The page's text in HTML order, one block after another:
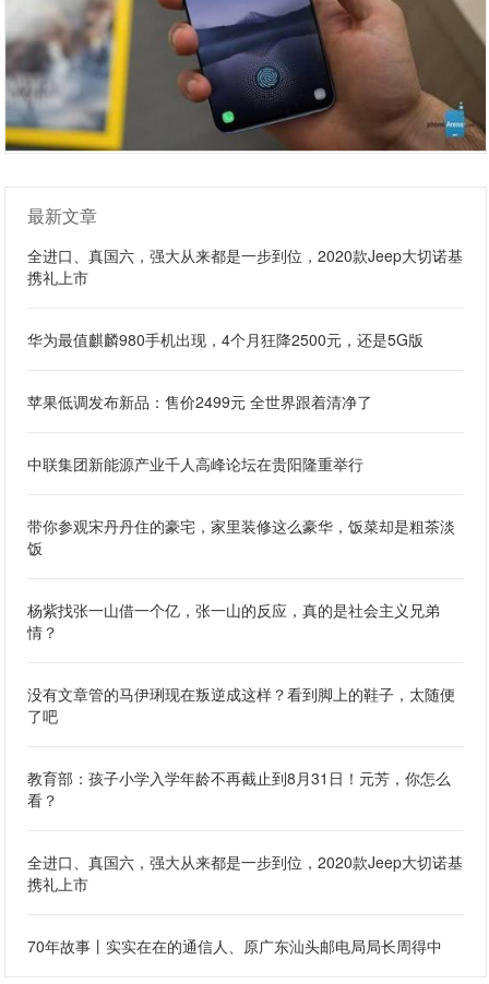
最新文章
全进口、真国六，强大从来都是一步到位，2020款Jeep大切诺基
携礼上市
华为最值麒麟980手机出现，4个月狂降2500元，还是5G版
苹果低调发布新品：售价2499元 全世界跟着清净了
中联集团新能源产业千人高峰论坛在贵阳隆重举行
带你参观宋丹丹住的豪宅，家里装修这么豪华，饭菜却是粗茶淡
饭
杨紫找张一山借一个亿，张一山的反应，真的是社会主义兄弟
情？
没有文章管的马伊琍现在叛逆成这样？看到脚上的鞋子，太随便
了吧
教育部：孩子小学入学年龄不再截止到8月31日！元芳，你怎么
看？
全进口、真国六，强大从来都是一步到位，2020款Jeep大切诺基
携礼上市
70年故事丨实实在在的通信人、原广东汕头邮电局局长周得中